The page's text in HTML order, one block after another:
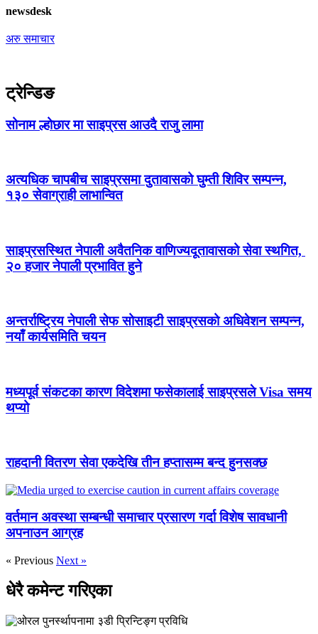
newsdesk
अरु समाचार
ट्रेन्डिङ
सोनाम ल्होछार मा साइप्रस आउदै राजु लामा
अत्यधिक चापबीच साइप्रसमा दुतावासको घुम्ती शिविर सम्पन्न,
१३० सेवाग्राही लाभान्वित
साइप्रसस्थित नेपाली अवैतनिक वाणिज्यदूतावासको सेवा स्थगित,
२० हजार नेपाली प्रभावित हुने
अन्तर्राष्ट्रिय नेपाली सेफ सोसाइटी साइप्रसको अधिवेशन सम्पन्न,
नयाँ कार्यसमिति चयन
मध्यपूर्व संकटका कारण विदेशमा फसेकालाई साइप्रसले Visa समय
थप्यो
राहदानी वितरण सेवा एकदेखि तीन हप्तासम्म बन्द हुनसक्छ
वर्तमान अवस्था सम्बन्धी समाचार प्रसारण गर्दा विशेष सावधानी
अपनाउन आग्रह
« Previous Next »
धेरै कमेन्ट गरिएका